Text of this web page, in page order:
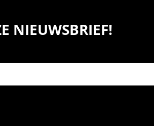
NIEUWSBRIEF!